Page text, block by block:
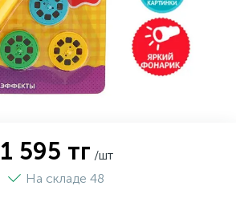
1 595 тг /шт
На складе 48